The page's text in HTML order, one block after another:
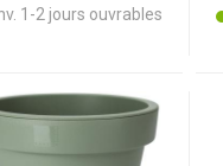
1-2 jours ouvrables